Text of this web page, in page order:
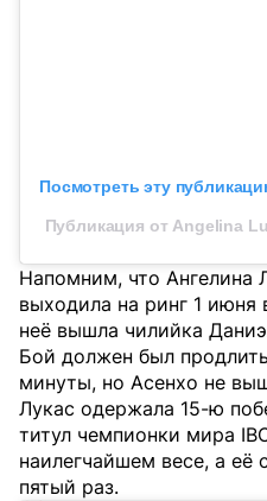
Посмотреть эту
Публикация от Angelina
Напомним, что Ангелина
выходила на ринг 1 июня
неё вышла чилийка
Бой должен был
минуты, но Асенхо не
Лукас одержала 15-ю
титул чемпионки мира
наилегчайшем весе, а её
пятый раз.